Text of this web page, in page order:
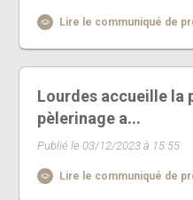
Lire le communiqué de
Lourdes accueille la
pèlerinage a...
Publié le 03/12/2023 à 15:55
Lire le communiqué de